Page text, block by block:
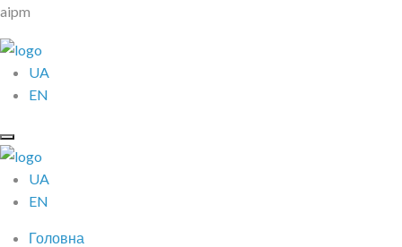
aipm
UA
EN
UA
EN
Головна